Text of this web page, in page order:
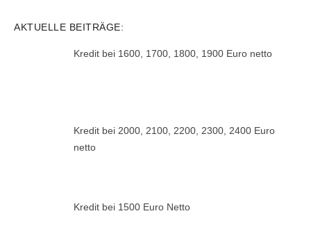
AKTUELLE BEITRÄGE:
Kredit bei 1600, 1700, 1800, 1900 Euro netto
Kredit bei 2000, 2100, 2200, 2300, 2400 Euro
netto
Kredit bei 1500 Euro Netto